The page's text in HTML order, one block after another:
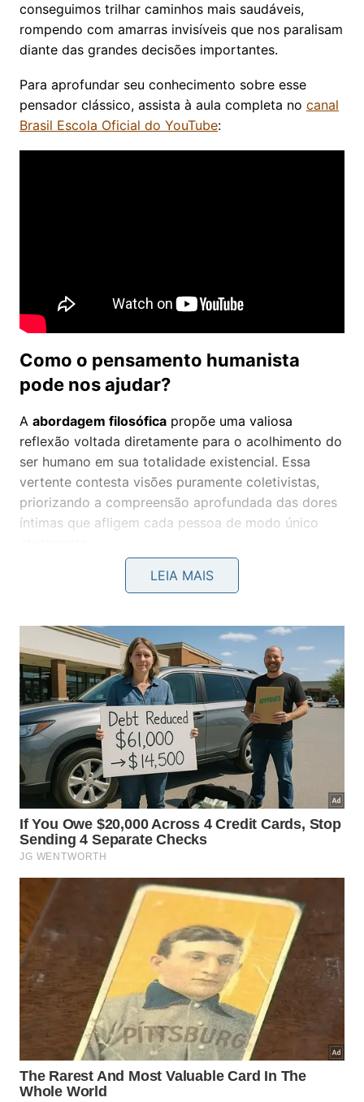
conseguimos trilhar caminhos mais saudáveis,
rompendo com amarras invisíveis que nos paralisam
diante das grandes decisões importantes.
Para aprofundar seu conhecimento sobre esse
pensador clássico, assista à aula completa no canal
Brasil Escola Oficial do YouTube:
Como o pensamento humanista
pode nos ajudar?
A abordagem filosófica propõe uma valiosa
reflexão voltada diretamente para o acolhimento do
ser humano em sua totalidade existencial. Essa
vertente contesta visões puramente coletivistas,
priorizando a compreensão aprofundada das dores
íntimas que afligem cada pessoa de modo único
Marxismo Humanista
O Olhar sobre o Indivíduo
Diferente das análises puramente
macroeconômicas da época, Erich Fromm
trouxe o foco da pesquisa para o sofrimento
individual e a subjetividade humana.
Essa perspective inovadora permitiu
exploração e cobrança social repercutem
diretamente no adoecimento mental de
cada cidadão.
Ao integrar conceitos econômicos com elementos
fundamentais dapsicanálise clássica, essa teoria
revela mecanismos ocultos de opressão mental.
Conseguimos assim enxergar o sofrimento sob uma
ótica integradora, facilitando o resgate necessário
do equilíbrio pessoal dentro do cotidiano acelerado
LEIA MAIS